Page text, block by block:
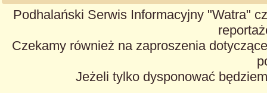
Podhalański Serwis Informacyjny "Watra"
Czekamy również na zaproszenia
Jeżeli tylko dysponować